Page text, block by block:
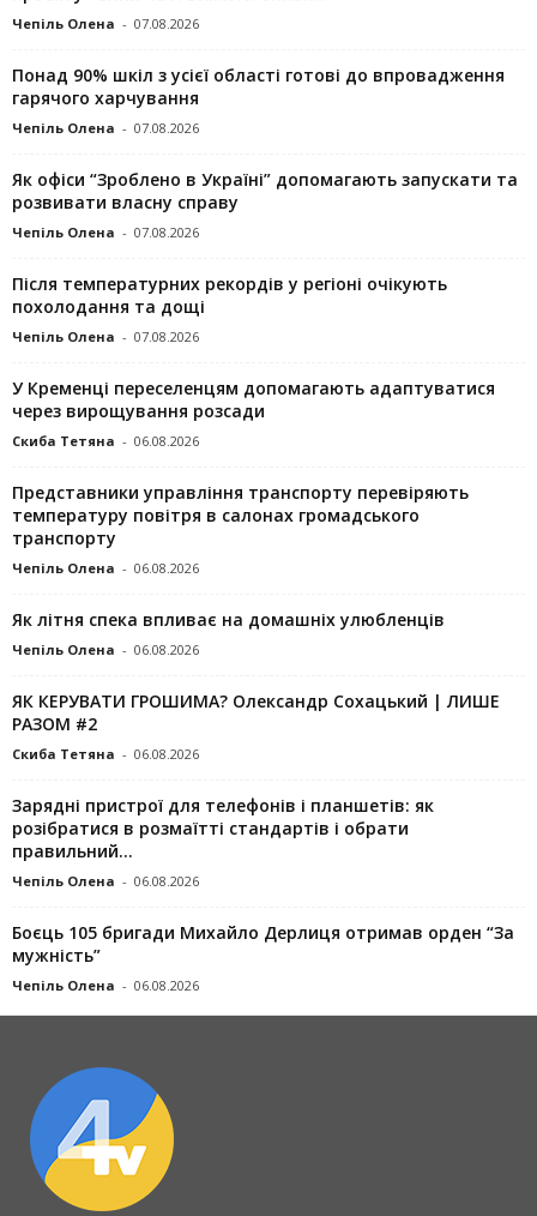
Чепіль Олена - 07.08.2026
Понад 90% шкіл з усієї області готові до впровадження
гарячого харчування
Чепіль Олена - 07.08.2026
Як офіси “Зроблено в Україні” допомагають запускaти та
розвивати власну справу
Чепіль Олена - 07.08.2026
Після температурних рекордів у регіоні очікують
похолодання та дощі
Чепіль Олена - 07.08.2026
У Кременці переселенцям допомагають адаптуватися
через вирощування розсади
Скиба Тетяна - 06.08.2026
Представники управління транспорту перевіряють
температуру повітря в салонах громадського
транспорту
Чепіль Олена - 06.08.2026
Як літня спека впливає на домашніх улюбленців
Чепіль Олена - 06.08.2026
ЯК КЕРУВАТИ ГРОШИМА? Олександр Сохацький | ЛИШЕ
РАЗОМ #2
Скиба Тетяна - 06.08.2026
Зарядні пристрої для телефонів і планшетів: як
розібратися в розмаїтті стандартів і обрати
правильний...
Чепіль Олена - 06.08.2026
Боєць 105 бригади Михайло Дерлиця отримав орден “За
мужність”
Чепіль Олена - 06.08.2026